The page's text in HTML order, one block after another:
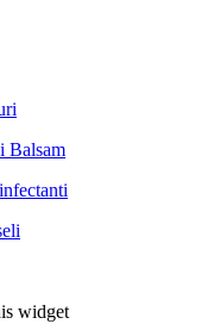
Balsam
widget